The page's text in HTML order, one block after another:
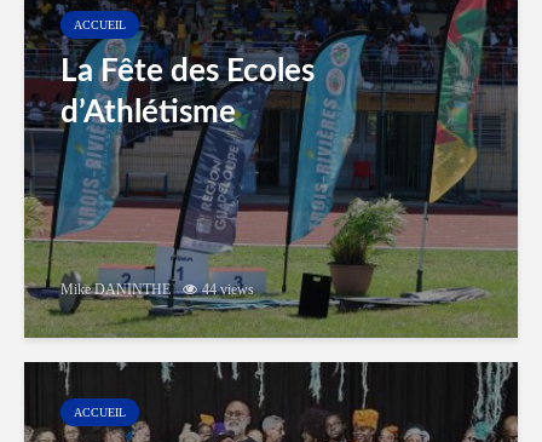
ACCUEIL
La Fête des Ecoles
d’Athlétisme
Mike DANINTHE 44 views
ACCUEIL